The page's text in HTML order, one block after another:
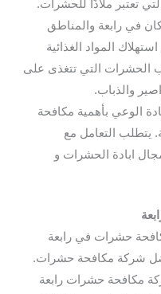
تعتبر ملاذًا للحشرات.
في رابعة والمناطق
المواد الغذائية
الحشرات التي تتغذى على
والذباب.
الوعي بأهمية مكافحة
يتطلب التعامل مع
ابادة الحشرات و
حشرات في رابعة
شركة مكافحة حشرات.
مكافحة حشرات رابعة